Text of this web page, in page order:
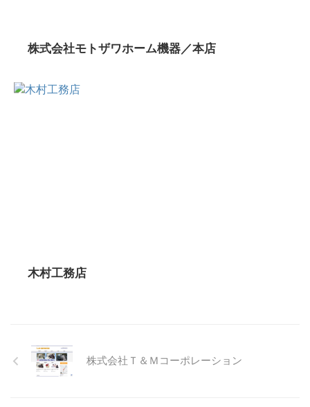
株式会社モトザワホーム機器／本店
木村工務店
株式会社Ｔ＆Ｍコーポレーション